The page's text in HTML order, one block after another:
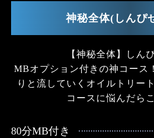
神秘全体(しんぴ
【神秘全体】しん
MBオプション付きの神コース
りと流していくオイルトリー
コースに悩んだら
80分MB付き